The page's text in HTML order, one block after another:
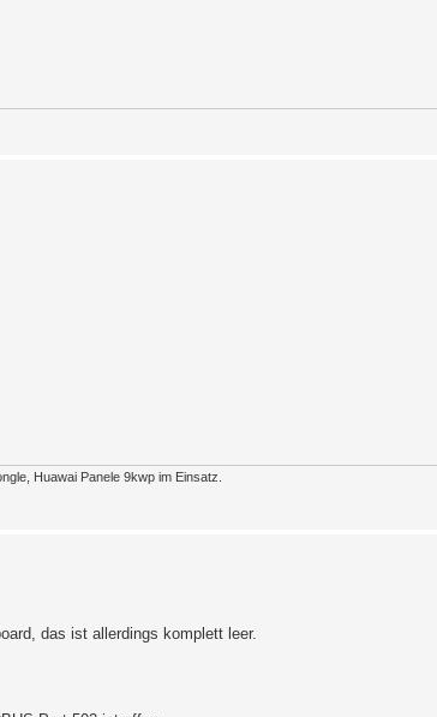
Huawai Panele 9kwp im Einsatz.
das ist allerdings komplett leer.